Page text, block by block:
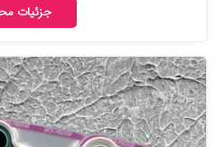
جزئیات